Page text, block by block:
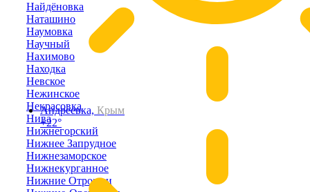
Андреевка, Крым
+22°
Найдёновка
Наташино
Наумовка
Научный
Нахимово
Находка
Невское
Нежинское
Некрасовка
Нива
Нижнегорский
Нижнее Запрудное
Нижнезаморское
Нижнекурганное
Нижние Отрожки